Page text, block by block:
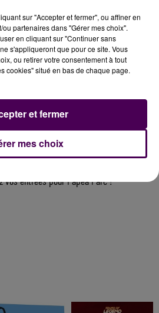
2026
vos pass pour le V and B Fest' 2026 !
2026
vous au casting The Voice & The Voice
vos entrées pour Papéa Parc !
sur "Accepter et fermer", ou affiner en
partenaires dans "Gérer mes choix".
en cliquant sur "Continuer sans
s'appliqueront que pour ce site. Vous
ou retirer votre consentement à tout
cookies" situé en bas de chaque page.
mes choix
et fermer